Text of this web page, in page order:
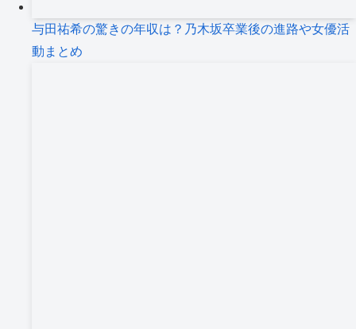
与田祐希の驚きの年収は？乃木坂卒業後の進路や女優活
動まとめ